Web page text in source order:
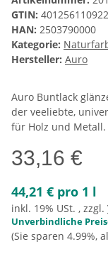
GTIN:
HAN: 2503790000
Kategorie:
Hersteller: Auro
Auro Buntlack
der veeliebte,
für Holz und
33,16 €
44,21 € pro 1 l
inkl. 19% USt. , zzgl.
Unverbindliche
(Sie sparen 4.99%,